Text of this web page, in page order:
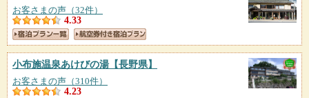
お客さまの声（32件）
4.33
小布施温泉あけびの湯【長野県】
お客さまの声（310件）
4.23